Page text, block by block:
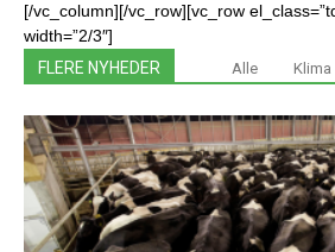
[/vc_column][/vc_row][vc_row
width=”2/3″]
FLERE NYHEDER
Alle Klima